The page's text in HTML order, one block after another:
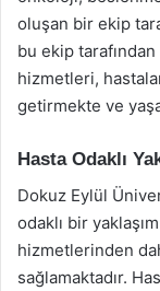
oluşan bir ekip
bu ekip
hizmetleri,
getirmekte ve
Hasta Odaklı
Dokuz Eylül
odaklı bir
hizmetlerinden
sağlamaktadır.